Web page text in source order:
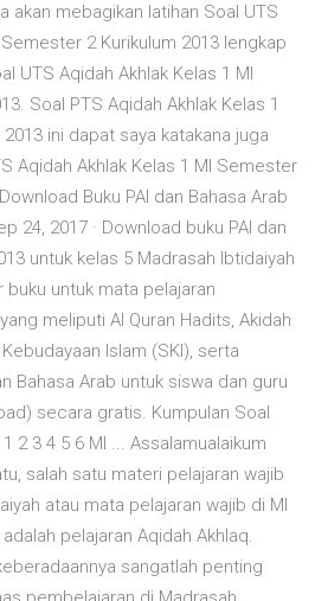
akan mebagikan latihan Soal UTS
2 Kurikulum 2013 lengkap
UTS Aqidah Akhlak Kelas 1 MI
Soal PTS Aqidah Akhlak Kelas 1
ini dapat saya katakana juga
Aqidah Akhlak Kelas 1 MI Semester
Buku PAI dan Bahasa Arab
24, 2017 · Download buku PAI dan
untuk kelas 5 Madrasah Ibtidaiyah
buku untuk mata pelajaran
meliputi Al Quran Hadits, Akidah
Islam (SKI), serta
Bahasa Arab untuk siswa dan guru
secara gratis. Kumpulan Soal
2 3 4 5 6 MI ... Assalamualaikum
salah satu materi pelajaran wajib
atau mata pelajaran wajib di MI
pelajaran Aqidah Akhlaq.
sangatlah penting